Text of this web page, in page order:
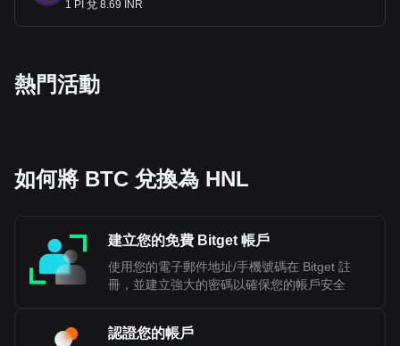
1 PI 兌 8.69 INR
熱門活動
如何將 BTC 兌換為 HNL
建立您的免費 Bitget 帳戶
使用您的電子郵件地址/手機號碼在 Bitget 註
冊，並建立強大的密碼以確保您的帳戶安全
認證您的帳戶